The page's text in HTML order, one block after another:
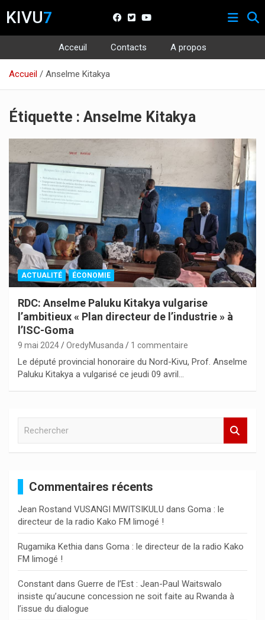
KIVU7
Acceuil Contacts
A propos
contenu
Accueil Anselme Kitakya
Étiquette : Anselme Kitakya
ACTUALITÉ ÉCONOMIE
RDC: Anselme Paluku Kitakya vulgarise
l’ambitieux « Plan directeur de l’industrie » à
l’ISC-Goma
9 mai 2024 OredyMusanda 1 commentaire
Le député provincial honoraire du Nord-Kivu, Prof. Anselme
Paluku Kitakya a vulgarisé ce jeudi 09 avril…
c
h
e
r
Commentaires récents
Jean Rostand VUSANGI MWITSIKULU dans Goma : le
directeur de la radio Kako FM limogé !
Rugamika Kethia dans Goma : le directeur de la radio Kako
FM limogé !
Constant dans Guerre de l’Est : Jean-Paul Waitswalo
insiste qu’aucune concession ne soit faite au Rwanda à
l’issue du dialogue